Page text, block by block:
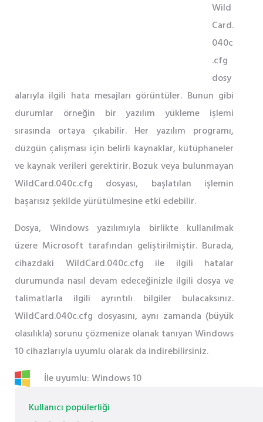
Wild
Card.
040c
.cfg
dosy
alarıyla ilgili hata mesajları görüntüler. Bunun gibi
durumlar örneğin bir yazılım yükleme işlemi
sırasında ortaya çıkabilir. Her yazılım programı,
düzgün çalışması için belirli kaynaklar, kütüphaneler
ve kaynak verileri gerektirir. Bozuk veya bulunmayan
WildCard.040c.cfg dosyası, başlatılan işlemin
başarısız şekilde yürütülmesine etki edebilir.
Dosya, Windows yazılımıyla birlikte kullanılmak
üzere Microsoft tarafından geliştirilmiştir. Burada,
cihazdaki WildCard.040c.cfg ile ilgili hatalar
durumunda nasıl devam edeceğinizle ilgili dosya ve
talimatlarla ilgili ayrıntılı bilgiler bulacaksınız.
WildCard.040c.cfg dosyasını, aynı zamanda (büyük
olasılıkla) sorunu çözmenize olanak tanıyan Windows
10 cihazlarıyla uyumlu olarak da indirebilirsiniz.
İle uyumlu: Windows 10
Kullanıcı popülerliği